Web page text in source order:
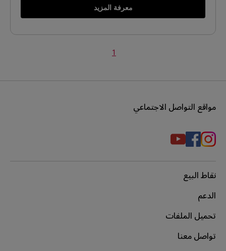
معرفة المزيد
1
مواقع التواصل الاجتماعي
نقاط البيع
الدعم
تحميل الملفات
تواصل معنا